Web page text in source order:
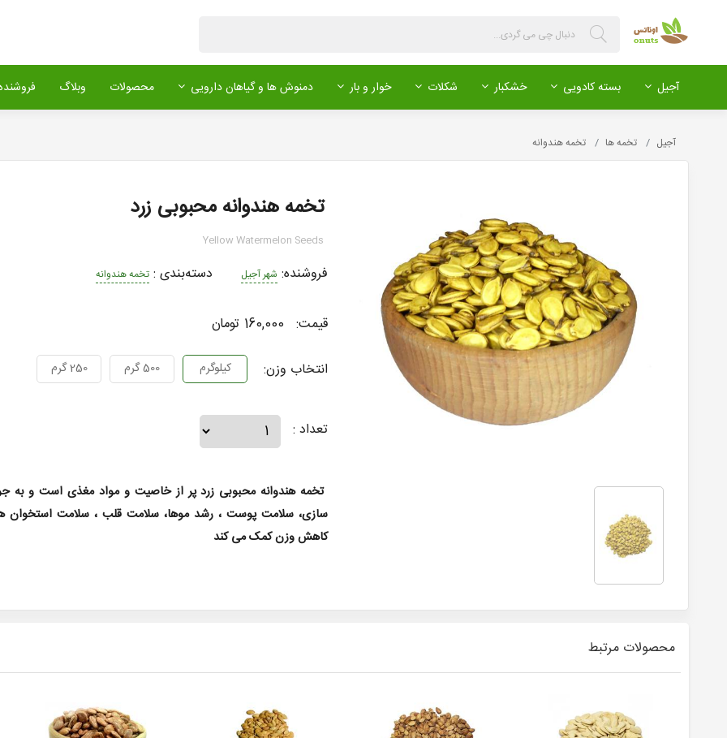
آجیل بسته کادویی خشکبار شکلات خوار و بار دمنوش ها و گیاهان دارویی محصولات وبلاگ
آجیل تخمه ها تخمه هندوانه
تخمه هندوانه محبوبی زرد
Yellow Watermelon Seeds
فروشنده: شهر آجیل دسته‌بندی : تخمه هندوانه
قیمت: 160,000 تومان
انتخاب وزن: کیلوگرم 500 گرم 250 گرم
تعداد :
تخمه هندوانه محبوبی زرد پر از خاصیت و مواد مغذی است و به
سازی، سلامت پوست ، رشد موها، سلامت قلب ، سلامت استخوان
کاهش وزن کمک می کند
محصولات مرتبط